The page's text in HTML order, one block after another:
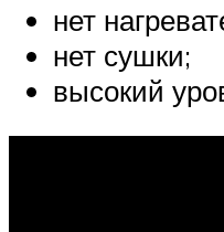
нет
нет сушки;
высокий